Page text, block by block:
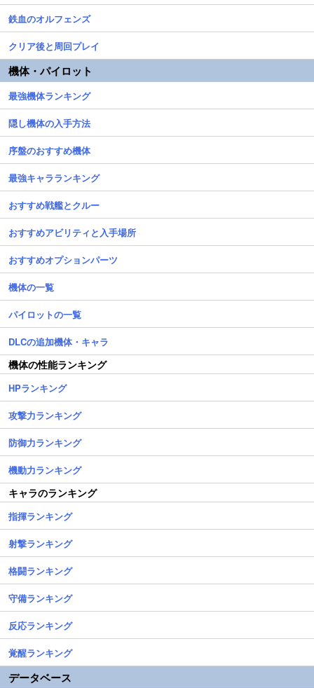
鉄血のオルフェンズ
クリア後と周回プレイ
機体・パイロット
最強機体ランキング
隠し機体の入手方法
序盤のおすすめ機体
最強キャラランキング
おすすめ戦艦とクルー
おすすめアビリティと入手場所
おすすめオプションパーツ
機体の一覧
パイロットの一覧
DLCの追加機体・キャラ
機体の性能ランキング
HPランキング
攻撃力ランキング
防御力ランキング
機動力ランキング
キャラのランキング
指揮ランキング
射撃ランキング
格闘ランキング
守備ランキング
反応ランキング
覚醒ランキング
データベース